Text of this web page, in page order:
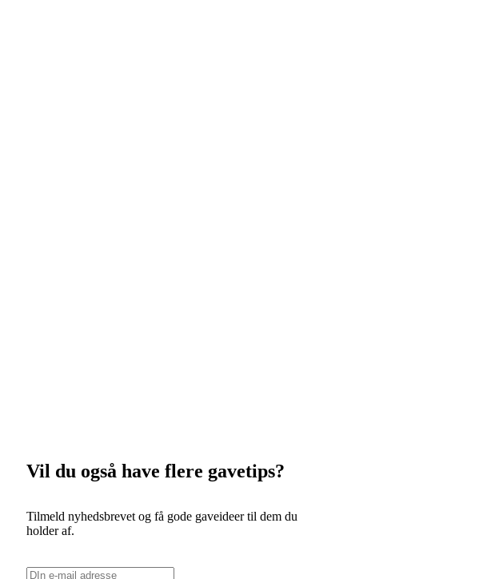
Vil du også have flere gavetips?
Tilmeld nyhedsbrevet og få gode gaveideer til dem du
holder af.